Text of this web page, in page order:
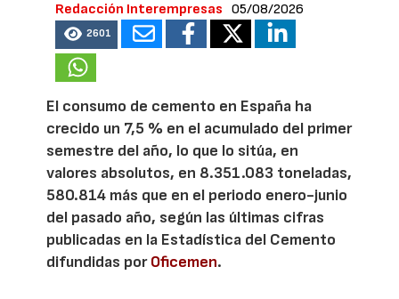
Redacción Interempresas 05/08/2026
2601
El consumo de cemento en España ha
crecido un 7,5 % en el acumulado del primer
semestre del año, lo que lo sitúa, en
valores absolutos, en 8.351.083 toneladas,
580.814 más que en el periodo enero-junio
del pasado año, según las últimas cifras
publicadas en la Estadística del Cemento
difundidas porOficemen.